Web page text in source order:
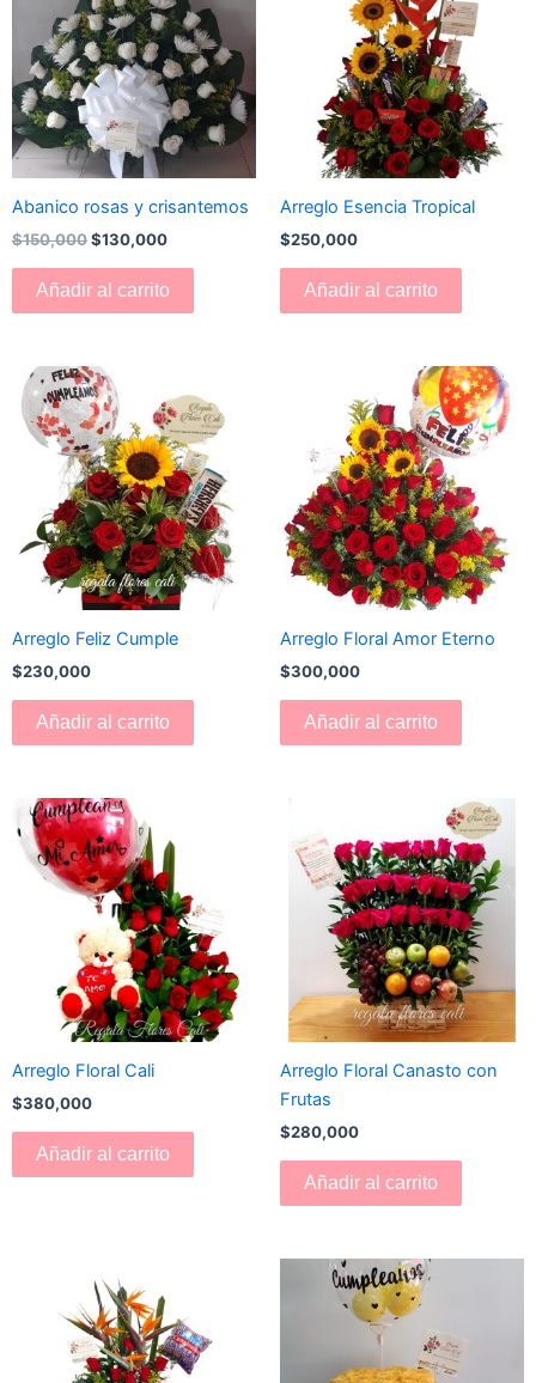
Abanico rosas y crisantemos
$150,000
era:
$150,000.
$130,000
es:
$130,000.
Añadir al carrito
Arreglo Esencia Tropical
$250,000
Añadir al carrito
Arreglo Feliz Cumple
$230,000
Añadir al carrito
Arreglo Floral Amor Eterno
$300,000
Añadir al carrito
Arreglo Floral Cali
$380,000
Añadir al carrito
Arreglo Floral Canasto con
Frutas
$280,000
Añadir al carrito